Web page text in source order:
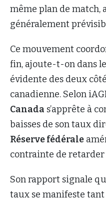
même plan de match,
généralement
Ce mouvement
fin, ajoute-t-on dans
évidente des deux
canadienne. Selon
Canada s’apprête à
baisses de son taux
Réserve fédérale
contrainte de retarder
Son rapport signale
taux se manifeste tant